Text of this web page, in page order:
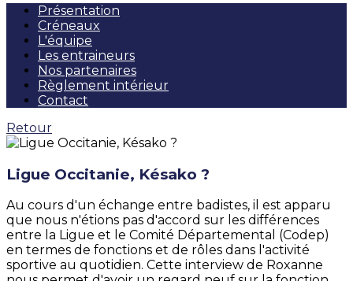
Présentation
Créneaux
L'équipe
Les entraineurs
Nos partenaires
Règlement intérieur
Contact
Retour
Ligue Occitanie, Késako ?
Au cours d'un échange entre badistes, il est apparu
que nous n'étions pas d'accord sur les différences
entre la Ligue et le Comité Départemental (Codep)
en termes de fonctions et de rôles dans l'activité
sportive au quotidien. Cette interview de Roxanne